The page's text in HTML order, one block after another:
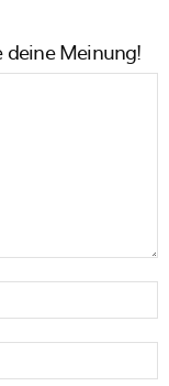
Meinung!